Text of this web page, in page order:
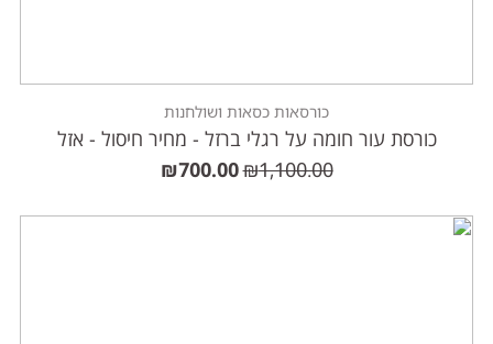
כורסאות כסאות ושולחנות
כורסת עור חומה על רגלי ברזל - מחיר חיסול - אזל
₪1,100.00
₪700.00